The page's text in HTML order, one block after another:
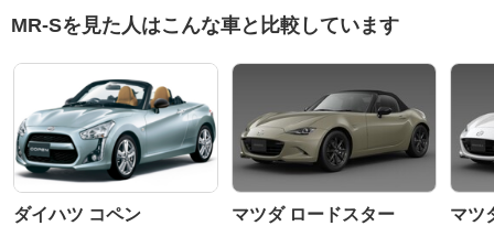
MR-Sを見た人はこんな車と比較しています
ダイハツ コペン マツダ ロードスター マツ